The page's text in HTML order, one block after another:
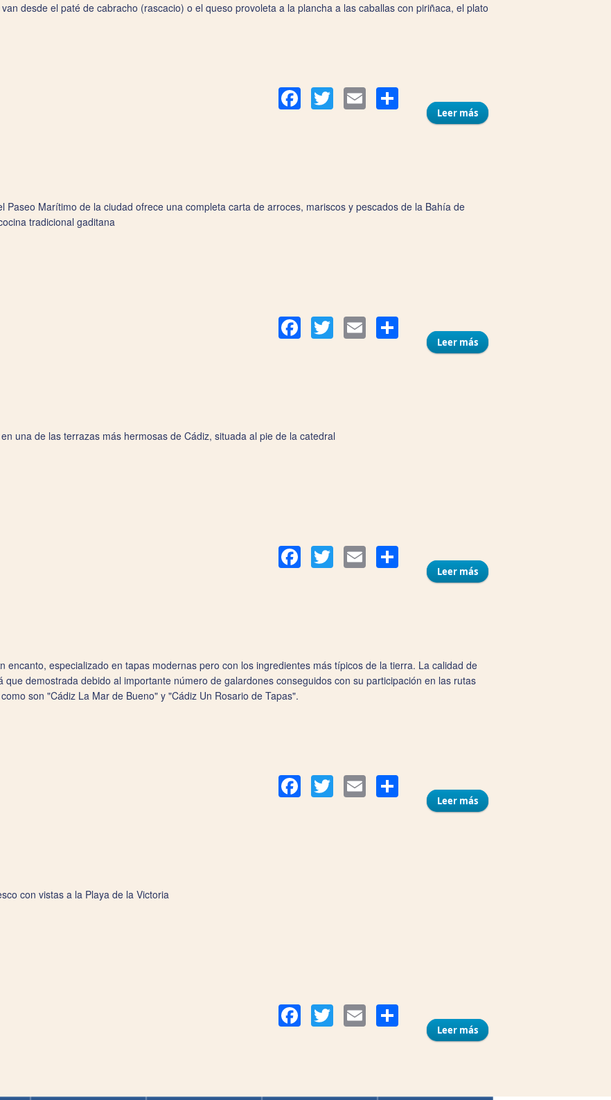
desde el paté de cabracho (rascacio) o el queso provoleta a la plancha a las caballas con piriñaca, el plato
FacebookTwitter Email Compartir
Leer más sobre Mesón Criollo
Paseo Marítimo de la ciudad ofrece una completa carta de arroces, mariscos y pescados de la Bahía de
tradicional gaditana
FacebookTwitter Email Compartir
Leer más sobre Arrocería La Pepa
una de las terrazas más hermosas de Cádiz, situada al pie de la catedral
FacebookTwitter Email Compartir
Leer más
encanto, especializado en tapas modernas pero con los ingredientes más típicos de la tierra. La calidad de
demostrada debido al importante número de galardones conseguidos con su participación en las rutas
son "Cádiz La Mar de Bueno" y "Cádiz Un Rosario de Tapas".
FacebookTwitter Email Compartir
Leer más sobre Transvaal
con vistas a la Playa de la Victoria
FacebookTwitter Email Compartir
Leer más